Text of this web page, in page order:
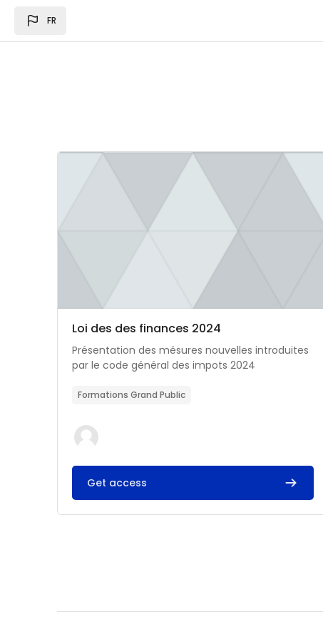
FR
Image du cours Loi des des finances 2024
Catégorie de cours
Nom du cours
Loi des des finances 2024
Résumé du cours :
Présentation des mésures nouvelles introduites
par le code général des impots 2024
Formations Grand Public
Get access